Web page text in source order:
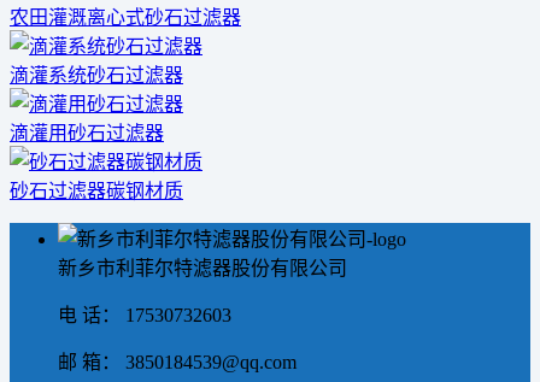
农田灌溉离心式砂石过滤器
滴灌系统砂石过滤器
滴灌用砂石过滤器
砂石过滤器碳钢材质
新乡市利菲尔特滤器股份有限公司
电 话： 17530732603
邮 箱： 3850184539@qq.com